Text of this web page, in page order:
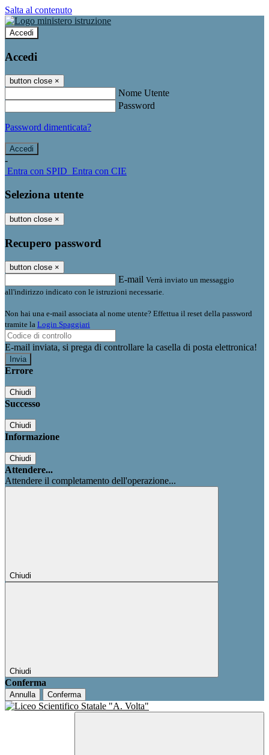
Salta al contenuto
Accedi
Accedi
button close ×
Nome Utente
Password
Password dimenticata?
-
Entra con SPID Entra con CIE
Seleziona utente
button close ×
Recupero password
button close ×
E-mail Verrà inviato un messaggio
all'indirizzo indicato con le istruzioni necessarie.
Non hai una e-mail associata al nome utente? Effettua il reset della password
tramite la Login Spaggiari
E-mail inviata, si prega di controllare la casella di posta elettronica!
Errore
Chiudi
Successo
Chiudi
Informazione
Chiudi
Attendere...
Attendere il completamento dell'operazione...
Chiudi
Chiudi
Conferma
Annulla Conferma